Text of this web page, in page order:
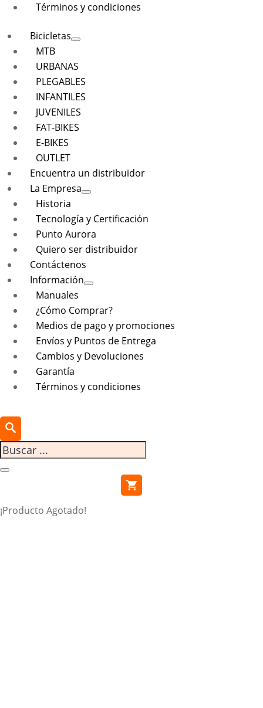
Términos y condiciones
Bicicletas
MTB
URBANAS
PLEGABLES
INFANTILES
JUVENILES
FAT-BIKES
E-BIKES
OUTLET
Encuentra un distribuidor
La Empresa
Historia
Tecnología y Certificación
Punto Aurora
Quiero ser distribuidor
Contáctenos
Información
Manuales
¿Cómo Comprar?
Medios de pago y promociones
Envíos y Puntos de Entrega
Cambios y Devoluciones
Garantía
Términos y condiciones
¡Producto Agotado!